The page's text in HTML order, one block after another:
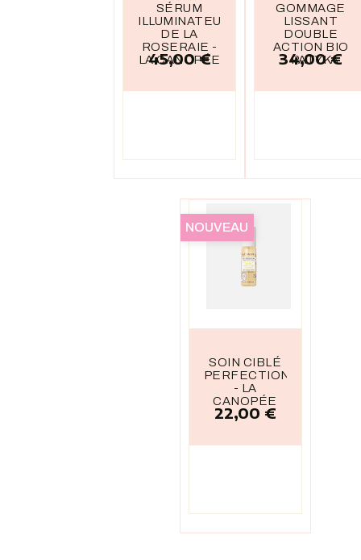
SÉRUM
ILLUMINATEUR
DE LA
ROSERAIE -
LA CANOPÉE
Prix
45,00 €
GOMMAGE
LISSANT
DOUBLE
ACTION BIO
- PATYKA
Prix
34,00 €
SOIN CIBLÉ
PERFECTION
- LA
CANOPÉE
Prix
22,00 €
NOUVEAU